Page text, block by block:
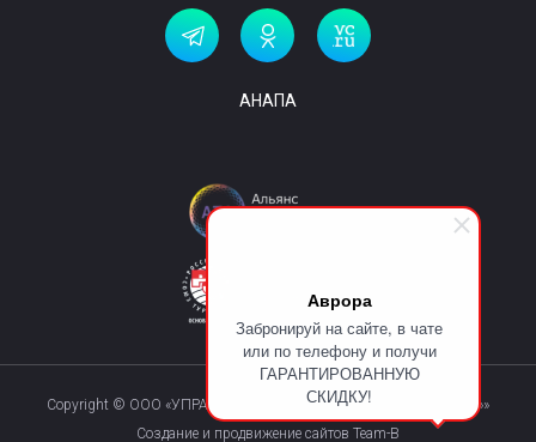
Аврора
Забронируй на сайте, в чате
или по телефону и получи
ГАРАНТИРОВАННУЮ
СКИДКУ!
АНАПА
Copyright © ООО «УПРАВЛЯЮЩАЯ КОМПАНИЯ «КУРОРТМАКС»»
Создание и продвижение сайтов Team-B